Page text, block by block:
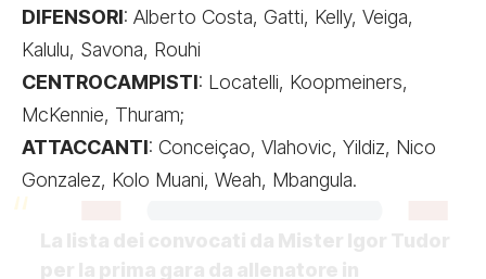
DIFENSORI: Alberto Costa, Gatti, Kelly, Veiga,
Kalulu, Savona, Rouhi
CENTROCAMPISTI: Locatelli, Koopmeiners,
McKennie, Thuram;
ATTACCANTI: Conceiçao, Vlahovic, Yildiz, Nico
Gonzalez, Kolo Muani, Weah, Mbangula.